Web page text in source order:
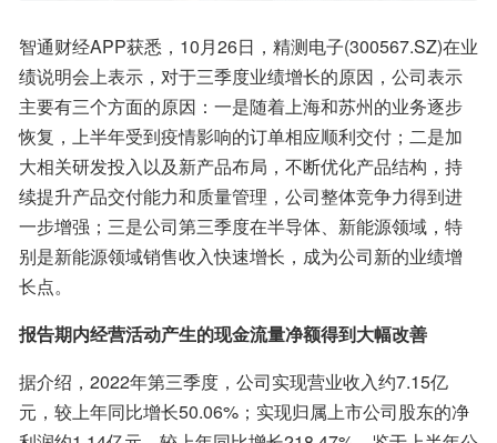
智通财经APP获悉，10月26日，精测电子(300567.SZ)在业
绩说明会上表示，对于三季度业绩增长的原因，公司表示
主要有三个方面的原因：一是随着上海和苏州的业务逐步
恢复，上半年受到疫情影响的订单相应顺利交付；二是加
大相关研发投入以及新产品布局，不断优化产品结构，持
续提升产品交付能力和质量管理，公司整体竞争力得到进
一步增强；三是公司第三季度在半导体、新能源领域，特
别是新能源领域销售收入快速增长，成为公司新的业绩增
长点。
报告期内经营活动产生的现金流量净额得到大幅改善
据介绍，2022年第三季度，公司实现营业收入约7.15亿
元，较上年同比增长50.06%；实现归属上市公司股东的净